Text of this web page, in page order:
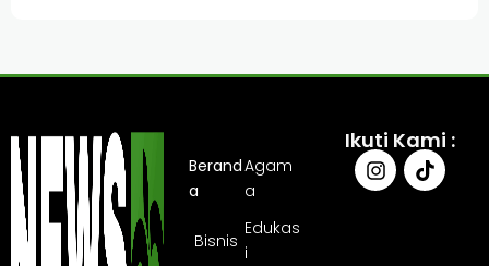
Berand
a
Agam
a
Bisnis
Edukas
i
Ikuti Kami :